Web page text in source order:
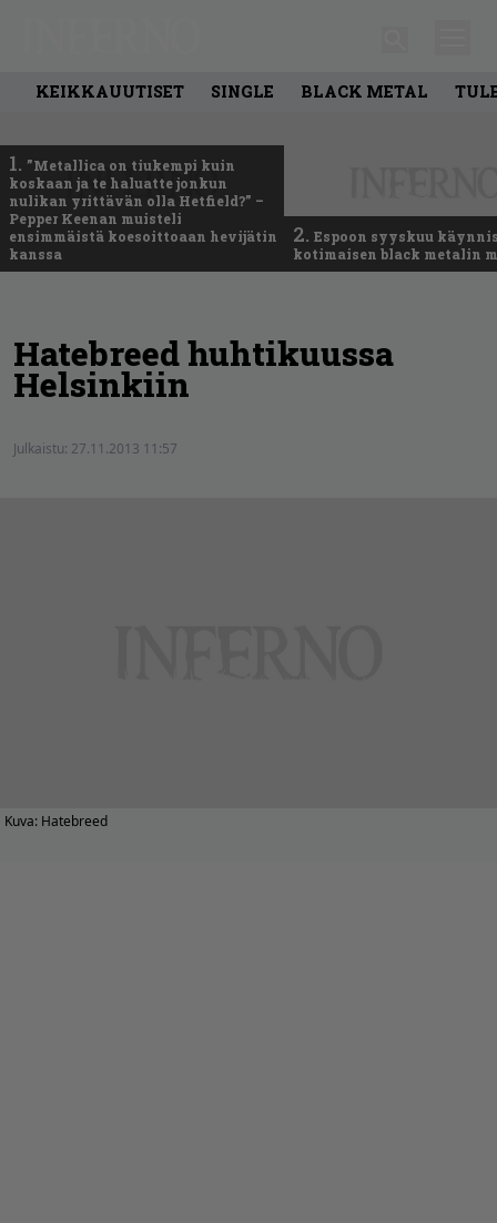
KEIKKAUUTISET SINGLE BLACK METAL
1. ”Metallica on tiukempi kuin
koskaan ja te haluatte jonkun
nulikan yrittävän olla Hetfield?” –
Pepper Keenan muisteli
ensimmäistä koesoittoaan hevijätin
kanssa
2. Espoon syyskuu
kotimaisen black metalin
Hatebreed huhtikuussa
Helsinkiin
Julkaistu: 27.11.2013 11:57
Kuva: Hatebreed